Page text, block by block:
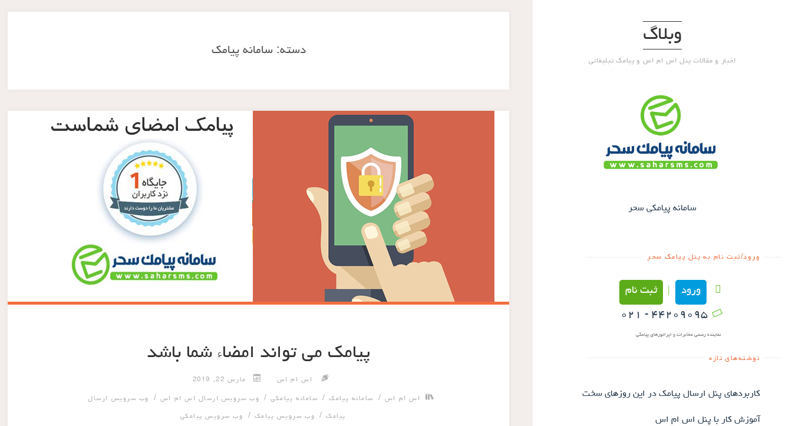
وبلاگ
اخبار و مقالات پنل اس ام اس و پیامک تبلیغاتی
سامانه پیامکی سحر
ورود/ثبت نام به پنل پیامک سحر
ورود ثبت نام
۴۴۲۰۹۰۹۵ - ۰۲۱
نماینده رسمی مخابرات و اپراتورهای پیامکی
نوشته‌های تازه
کاربردهای پنل ارسال پیامک در این روزهای سخت
آموزش کار با پنل اس ام اس
دسته:سامانه پیامک
پیامک می تواند امضاء شما باشد
اس ام اس مارس 22, 2019
اس ام اس / سامانه پیامک/ سامانه پیامکی/ وب سرویس ارسال اس ام اس / وب سرویس ارسال
پیامک/ وب سرویس پیامک / وب سرویس پیامکی